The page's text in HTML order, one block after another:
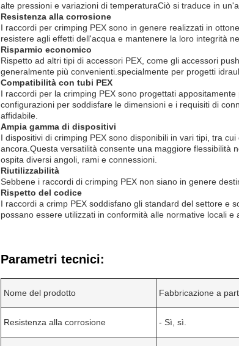
alte pressioni e variazioni di temperaturaCiò si traduce in
Resistenza alla corrosione
I raccordi per crimping PEX sono in genere realizzati in
resistere agli effetti dell'acqua e mantenere la loro integrità
Risparmio economico
Rispetto ad altri tipi di accessori PEX, come gli accessori
generalmente più convenienti.specialmente per progetti
Compatibilità con tubi PEX
I raccordi per la crimping PEX sono progettati
configurazioni per soddisfare le dimensioni e i requisiti di
affidabile.
Ampia gamma di dispositivi
I dispositivi di crimping PEX sono disponibili in vari tipi, tra
ancora.Questa versatilità consente una maggiore flessibilità
ospita diversi angoli, rami e connessioni.
Riutilizzabilità
Sebbene i raccordi di crimping PEX non siano in genere
Rispetto del codice
I raccordi a crimp PEX soddisfano gli standard del settore e
possano essere utilizzati in conformità alle normative locali e
Parametri tecnici:
Nome del prodotto Fabbricazione a
Resistenza alla corrosione - Sì, sì.